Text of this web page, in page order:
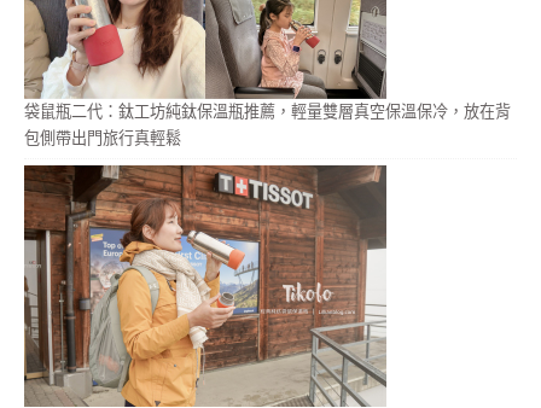
袋鼠瓶二代：鈦工坊純鈦保溫瓶推薦，輕量雙層真空保溫保冷，放在背
包側帶出門旅行真輕鬆